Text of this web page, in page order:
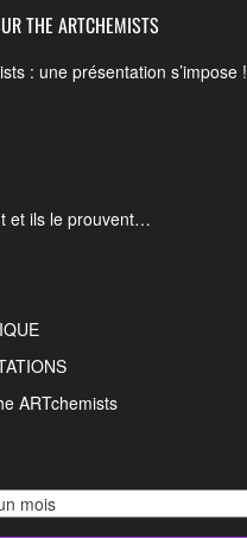
THE ARTCHEMISTS
: une présentation s’impose !
et ils le prouvent…
ARTchemists